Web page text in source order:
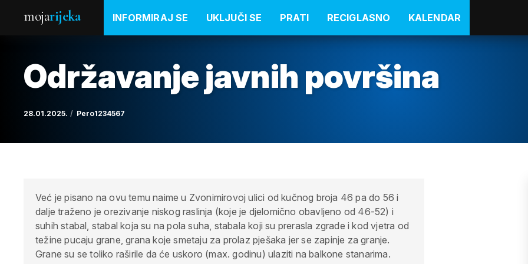
mojarijeka INFORMIRAJ SE UKLJUČI SE PRATI RECIGLASNO KALENDAR
Održavanje javnih površina
28.01.2025. Pero1234567
Već je pisano na ovu temu naime u Zvonimirovoj ulici od kučnog broja 46 pa do 56 i
dalje traženo je orezivanje niskog raslinja (koje je djelomično obavljeno od 46-52) i
suhih stabal, stabal koja su na pola suha, stabala koji su prerasla zgrade i kod vjetra od
težine pucaju grane, grana koje smetaju za prolaz pješaka jer se zapinje za granje.
Grane su se toliko raširile da će uskoro (max. godinu) ulaziti na balkone stanarima.